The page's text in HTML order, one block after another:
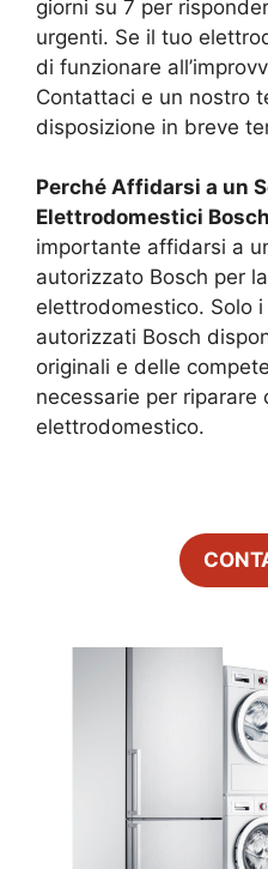
giorni su 7 per
urgenti. Se il tuo
di funzionare
Contattaci e un nostro
disposizione in breve
Perché Affidarsi a un
Elettrodomestici Bosch
importante affidarsi a
autorizzato Bosch per
elettrodomestico. Solo
autorizzati Bosch
originali e delle
necessarie per
elettrodomestico.